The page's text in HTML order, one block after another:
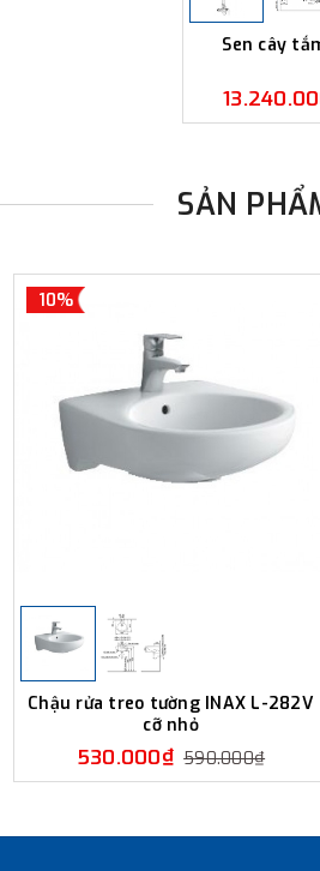
Sen cây
SẢN
10%
Chậu rửa treo tường INAX L-282V
cỡ nhỏ
530.000₫ 590.000₫